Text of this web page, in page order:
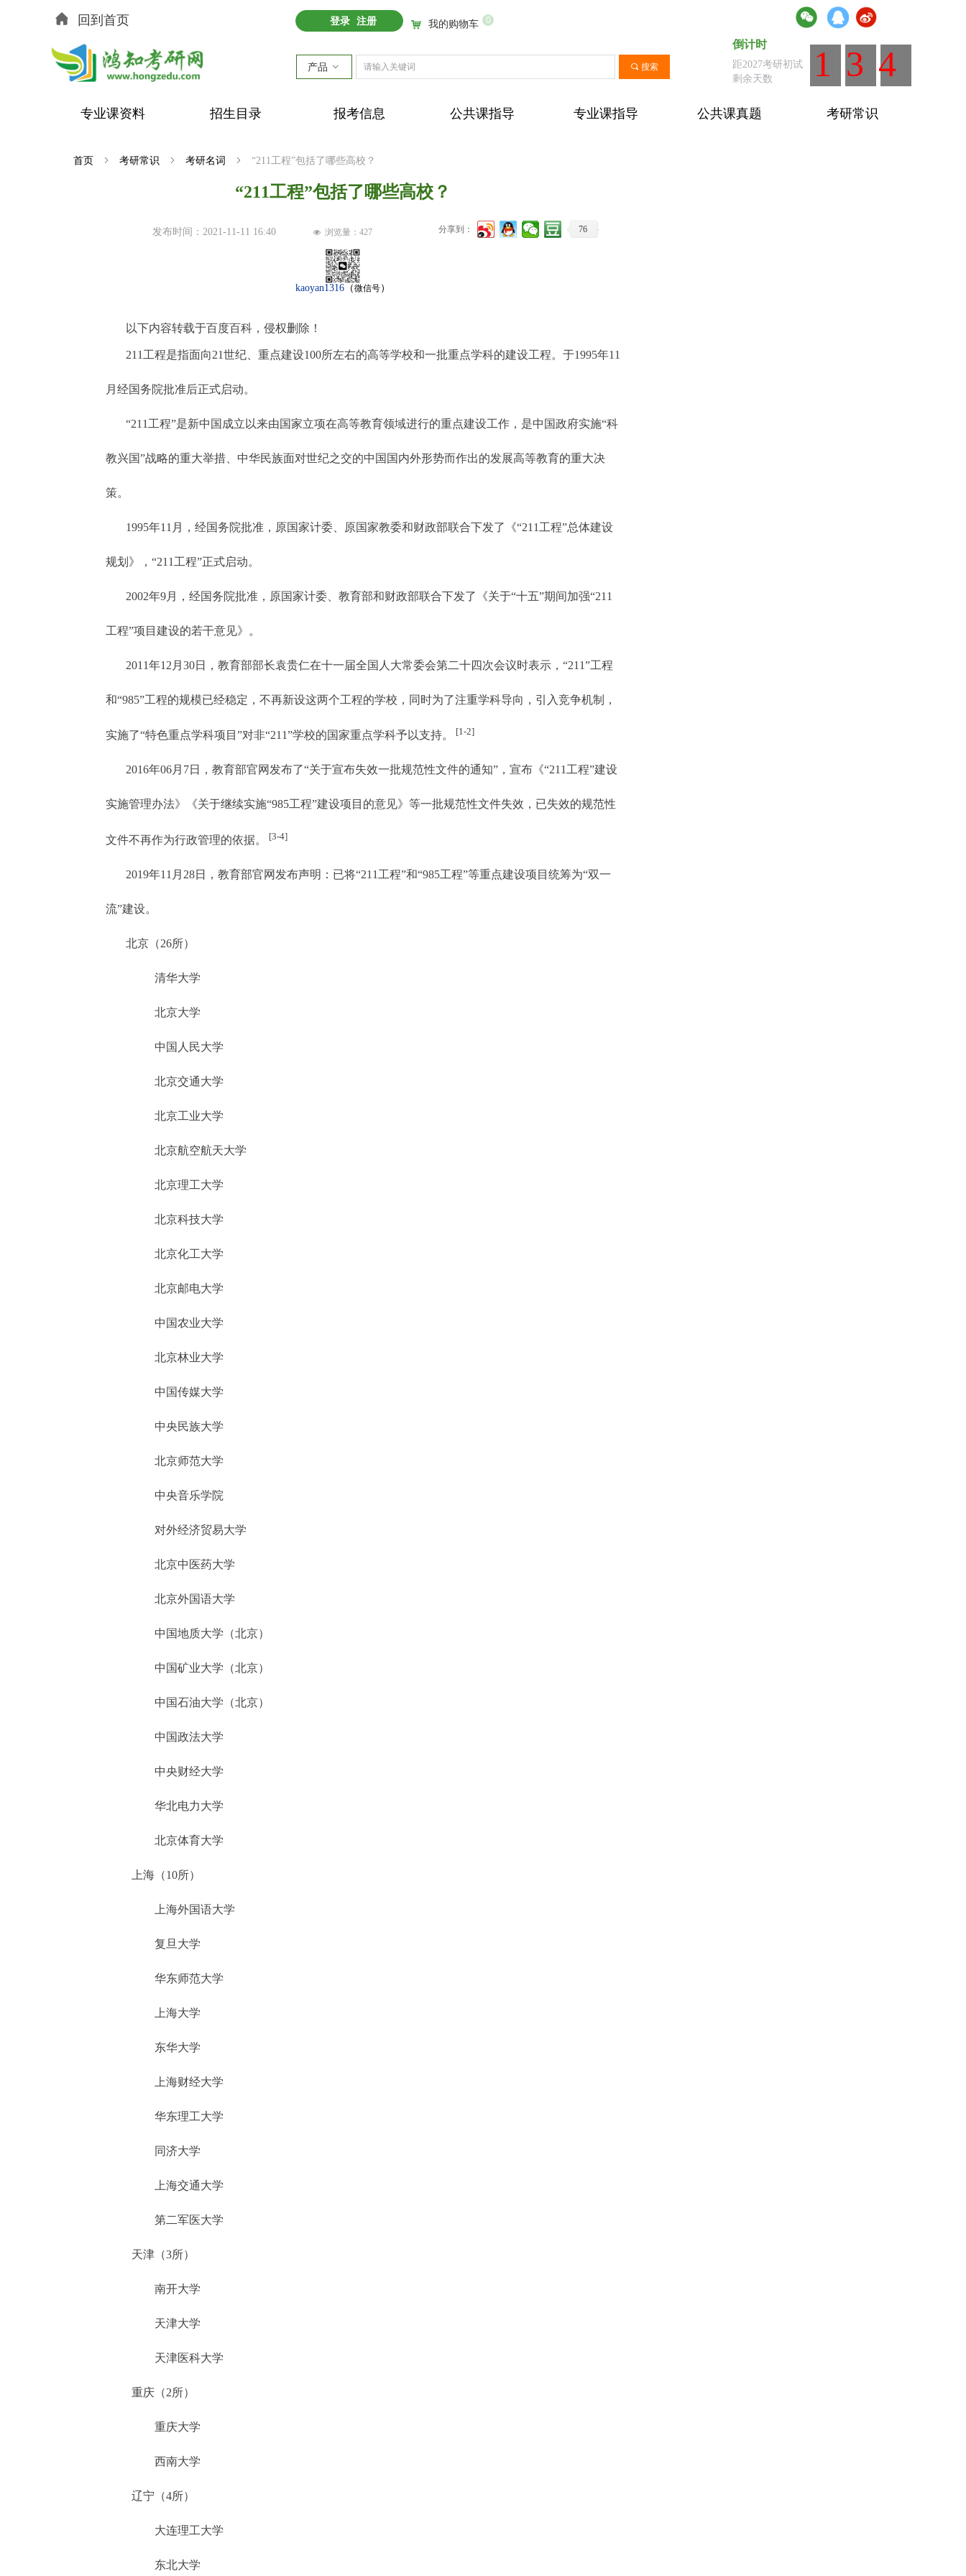
登录 注册
끠 搜索
产品 ꀁ
回到首页
倒计时：距离全国统考剩余天数
倒计时
距2027考研初试
剩余天数
134
专业课资料 招生目录 报考信息 公共课指导 专业课指导 公共课真题 考研常识
낙 我的购物车 0
“211工程”包括了哪些高校？
以下内容转载于百度百科，侵权删除！
211 工程是指面向21世纪、重点建设100所左右的高等学校和一批重点学科的建设工程。于1995年11
月经国务院批准后正式启动。
“211 工程”是新中国成立以来由国家立项在高等教育领域进行的重点建设工作，是中国政府实施“科
教兴国”战略的重大举措、中华民族面对世纪之交的中国国内外形势而作出的发展高等教育的重大决
策。
1995年11月，经国务院批准，原国家计委、原国家教委和财政部联合下发了《“211工程”总体建设
规划》，“211工程”正式启动。
2002年9月，经国务院批准，原国家计委、教育部和财政部联合下发了《关于“十五”期间加强“211
工程”项目建设的若干意见》。
2011年12月30日，教育部部长袁贵仁在十一届全国人大常委会第二十四次会议时表示，“211”工程
和“985”工程的规模已经稳定，不再新设这两个工程的学校，同时为了注重学科导向，引入竞争机制，
实施了“特色重点学科项目”对非“211”学校的国家重点学科予以支持。 [1-2]
2016年06月7日，教育部官网发布了“关于宣布失效一批规范性文件的通知”，宣布《“211工程”建设
实施管理办法》《关于继续实施“985工程”建设项目的意见》等一批规范性文件失效，已失效的规范性
文件不再作为行政管理的依据。 [3-4]
2019年11月28日，教育部官网发布声明：已将“211工程”和“985工程”等重点建设项目统筹为“双一
流”建设。
北京（26所）
清华大学
北京大学
中国人民大学
北京交通大学
北京工业大学
北京航空航天大学
北京理工大学
北京科技大学
北京化工大学
北京邮电大学
中国农业大学
北京林业大学
中国传媒大学
中央民族大学
北京师范大学
中央音乐学院
对外经济贸易大学
北京中医药大学
北京外国语大学
中国地质大学（北京）
中国矿业大学（北京）
中国石油大学（北京）
中国政法大学
中央财经大学
华北电力大学
北京体育大学
上海（10所）
上海外国语大学
复旦大学
华东师范大学
上海大学
东华大学
上海财经大学
华东理工大学
同济大学
上海交通大学
第二军医大学
天津（3所）
南开大学
天津大学
天津医科大学
重庆（2所）
重庆大学
西南大学
辽宁（4所）
大连理工大学
东北大学
首页 ꁇ 考研常识 ꁇ 考研名词 ꁇ “211工程”包括了哪些高校？
发布时间： 2021-11-11 16:40 分享到： 76
넶 浏览量： 427
kaoyan1316 （微信号）